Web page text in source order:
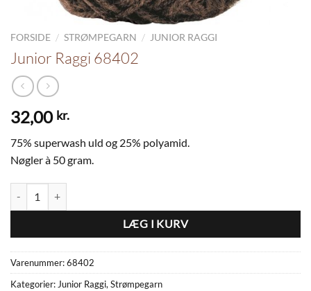
FORSIDE / STRØMPEGARN / JUNIOR RAGGI
Junior Raggi 68402
32,00 kr.
75% superwash uld og 25% polyamid.
Nøgler à 50 gram.
LÆG I KURV
Varenummer:68402
Kategorier:Junior Raggi,Strømpegarn